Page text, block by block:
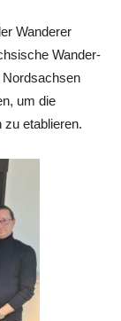
Wanderer
Wander-
um die
zu etablieren.